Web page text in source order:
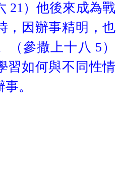
21）他後來成為戰
，因辦事精明，也
（參撒上十八 5）
習如何與不同性情
。